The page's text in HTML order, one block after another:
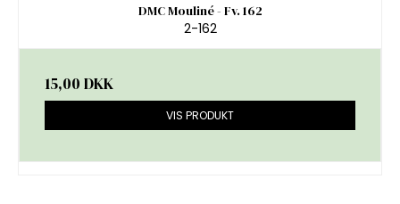
DMC Mouliné - Fv. 162
2-162
15,00 DKK
VIS PRODUKT